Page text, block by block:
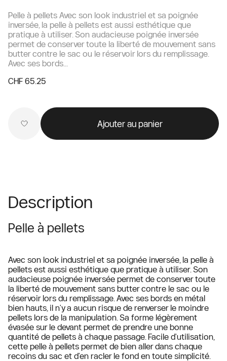
Pelle à pellets Avec son look industriel et sa poignée
inversée, la pelle à pellets est aussi esthétique que
pratique à utiliser. Son audacieuse poignée inversée
permet de conserver toute la liberté de mouvement sans
butter contre le sac ou le réservoir lors du remplissage.
Avec ses bords...
CHF 65.25
Ajouter au panier
Description
Pelle à pellets
Avec son look industriel et sa poignée inversée, la pelle à
pellets est aussi esthétique que pratique à utiliser. Son
audacieuse poignée inversée permet de conserver toute
la liberté de mouvement sans butter contre le sac ou le
réservoir lors du remplissage. Avec ses bords en métal
bien hauts, il n'y a aucun risque de renverser le moindre
pellets lors de la manipulation. Sa forme légèrement
évasée sur le devant permet de prendre une bonne
quantité de pellets à chaque passage. Facile d'utilisation,
cette pelle à pellets permet de bien aller dans chaque
recoins du sac et d'en racler le fond en toute simplicité.